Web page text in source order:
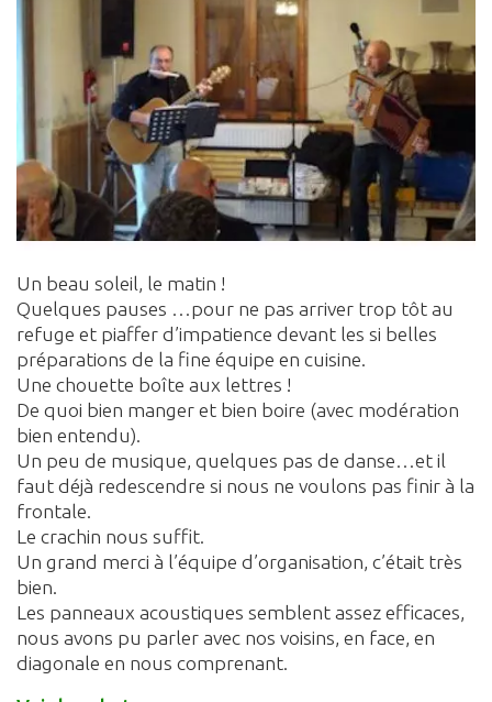
Un beau soleil, le matin !
Quelques pauses …pour ne pas arriver trop tôt au
refuge et piaffer d’impatience devant les si belles
préparations de la fine équipe en cuisine.
Une chouette boîte aux lettres !
De quoi bien manger et bien boire (avec modération
bien entendu).
Un peu de musique, quelques pas de danse…et il
faut déjà redescendre si nous ne voulons pas finir à la
frontale.
Le crachin nous suffit.
Un grand merci à l’équipe d’organisation, c’était très
bien.
Les panneaux acoustiques semblent assez efficaces,
nous avons pu parler avec nos voisins, en face, en
diagonale en nous comprenant.